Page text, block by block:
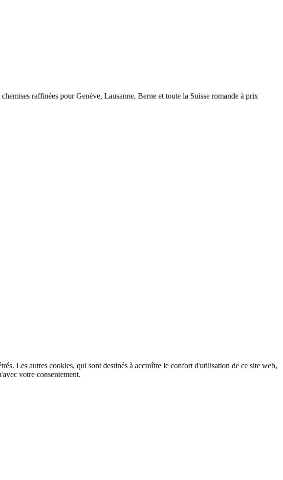
raffinées pour Genève, Lausanne, Berne et toute la Suisse romande à prix
Les autres cookies, qui sont destinés à accroître le confort d'utilisation de ce site web,
votre consentement.